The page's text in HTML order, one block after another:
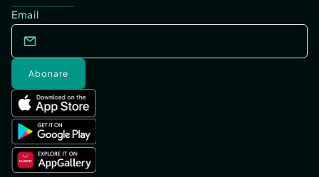
Email
Abonare